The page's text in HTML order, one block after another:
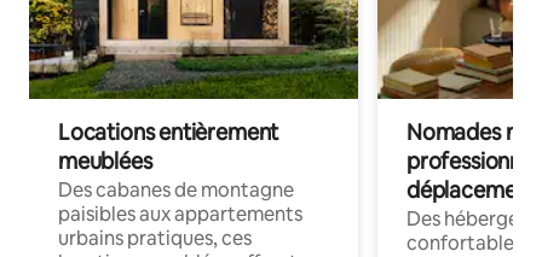
Locations entièrement
meublées
Des cabanes de montagne
paisibles aux appartements
urbains pratiques, ces
Nomades
déplacement
Des
confortables